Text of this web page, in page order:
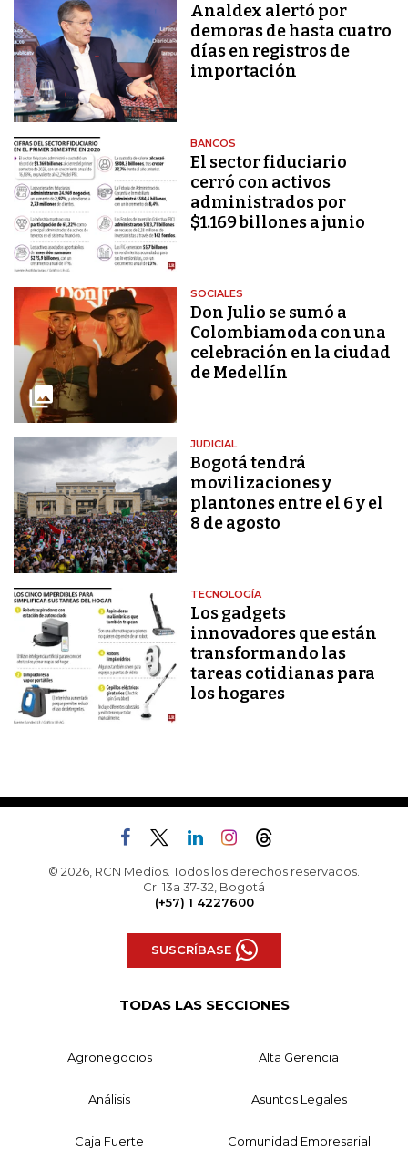
Analdex alertó por
demoras de hasta cuatro
días en registros de
importación
BANCOS
El sector fiduciario
cerró con activos
administrados por
$1.169 billones a junio
SOCIALES
Don Julio se sumó a
Colombiamoda con una
celebración en la ciudad
de Medellín
JUDICIAL
Bogotá tendrá
movilizaciones y
plantones entre el 6 y el
8 de agosto
TECNOLOGÍA
Los gadgets
innovadores que están
transformando las
tareas cotidianas para
los hogares
© 2026, RCN Medios. Todos los derechos reservados.
Cr. 13a 37-32, Bogotá
(+57) 1 4227600
SUSCRÍBASE
TODAS LAS SECCIONES
Agronegocios Alta Gerencia
Análisis Asuntos Legales
Caja Fuerte Comunidad Empresarial